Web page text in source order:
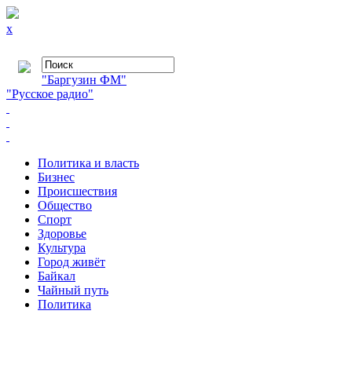
x
"Баргузин ФМ"
"Русское радио"
Политика и власть
Бизнес
Происшествия
Общество
Cпорт
Здоровье
Культура
Город живёт
Байкал
Чайный путь
Политика